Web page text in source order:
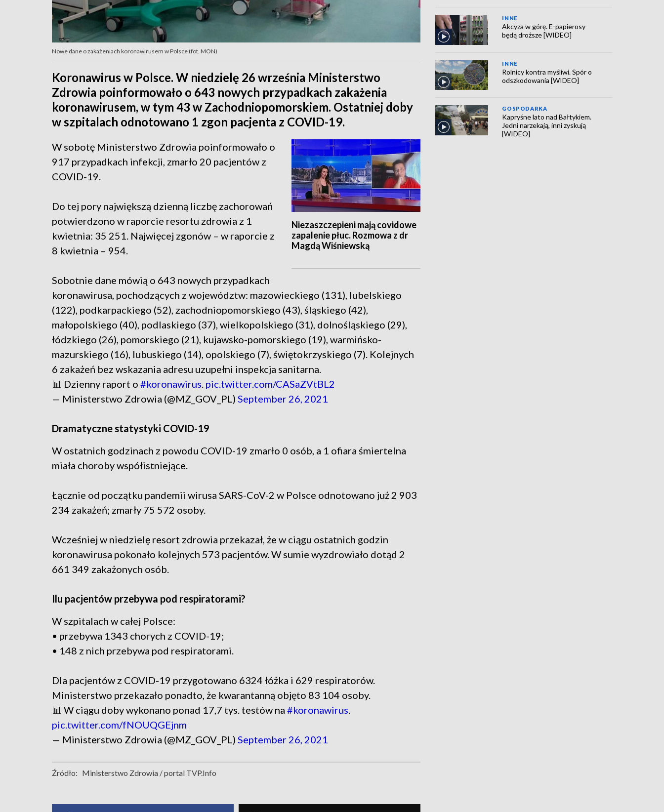
Nowe dane o zakażeniach koronawirusem w Polsce (fot. MON)
Koronawirus w Polsce. W niedzielę 26 września Ministerstwo
Zdrowia poinformowało o 643 nowych przypadkach zakażenia
koronawirusem, w tym 43 w Zachodniopomorskiem. Ostatniej doby
w szpitalach odnotowano 1 zgon pacjenta z COVID-19.
Niezaszczepieni mają covidowe
zapalenie płuc. Rozmowa z dr
Magdą Wiśniewską
W sobotę Ministerstwo Zdrowia poinformowało o
917 przypadkach infekcji, zmarło 20 pacjentów z
COVID-19.
Do tej pory największą dzienną liczbę zachorowań
potwierdzono w raporcie resortu zdrowia z 1
kwietnia: 35 251. Najwięcej zgonów – w raporcie z
8 kwietnia – 954.
Sobotnie dane mówią o 643 nowych przypadkach
koronawirusa, pochodzących z województw: mazowieckiego (131), lubelskiego
(122), podkarpackiego (52), zachodniopomorskiego (43), śląskiego (42),
małopolskiego (40), podlaskiego (37), wielkopolskiego (31), dolnośląskiego (29),
łódzkiego (26), pomorskiego (21), kujawsko-pomorskiego (19), warmińsko-
mazurskiego (16), lubuskiego (14), opolskiego (7), świętokrzyskiego (7). Kolejnych
6 zakażeń bez wskazania adresu uzupełni inspekcja sanitarna.
📊 Dzienny raport o #koronawirus. pic.twitter.com/CASaZVtBL2
— Ministerstwo Zdrowia (@MZ_GOV_PL) September 26, 2021
Dramatyczne statystyki COVID-19
W ostatnich godzinach z powodu COVID-19 zmarło 0 osób, a 1 ofiara śmiertelna
miała choroby współistniejące.
Łącznie od początku pandemii wirusa SARS-CoV-2 w Polsce odnotowano już 2 903
234 zakażeń; zmarły 75 572 osoby.
Wcześniej w niedzielę resort zdrowia przekazał, że w ciągu ostatnich godzin
koronawirusa pokonało kolejnych 573 pacjentów. W sumie wyzdrowiało dotąd 2
661 349 zakażonych osób.
Ilu pacjentów przebywa pod respiratorami?
W szpitalach w całej Polsce:
• przebywa 1343 chorych z COVID-19;
• 148 z nich przebywa pod respiratorami.
Dla pacjentów z COVID-19 przygotowano 6324 łóżka i 629 respiratorów.
Ministerstwo przekazało ponadto, że kwarantanną objęto 83 104 osoby.
📊 W ciągu doby wykonano ponad 17,7 tys. testów na #koronawirus.
pic.twitter.com/fNOUQGEjnm
— Ministerstwo Zdrowia (@MZ_GOV_PL) September 26, 2021
Źródło: Ministerstwo Zdrowia / portal TVP.Info
INNE
Akcyza w górę. E-papierosy
będą droższe [WIDEO]
INNE
Rolnicy kontra myśliwi. Spór o
odszkodowania [WIDEO]
GOSPODARKA
Kapryśne lato nad Bałtykiem.
Jedni narzekają, inni zyskują
[WIDEO]